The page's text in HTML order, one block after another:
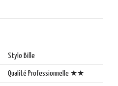
Stylo Bille
Qualité Professionnelle ★★